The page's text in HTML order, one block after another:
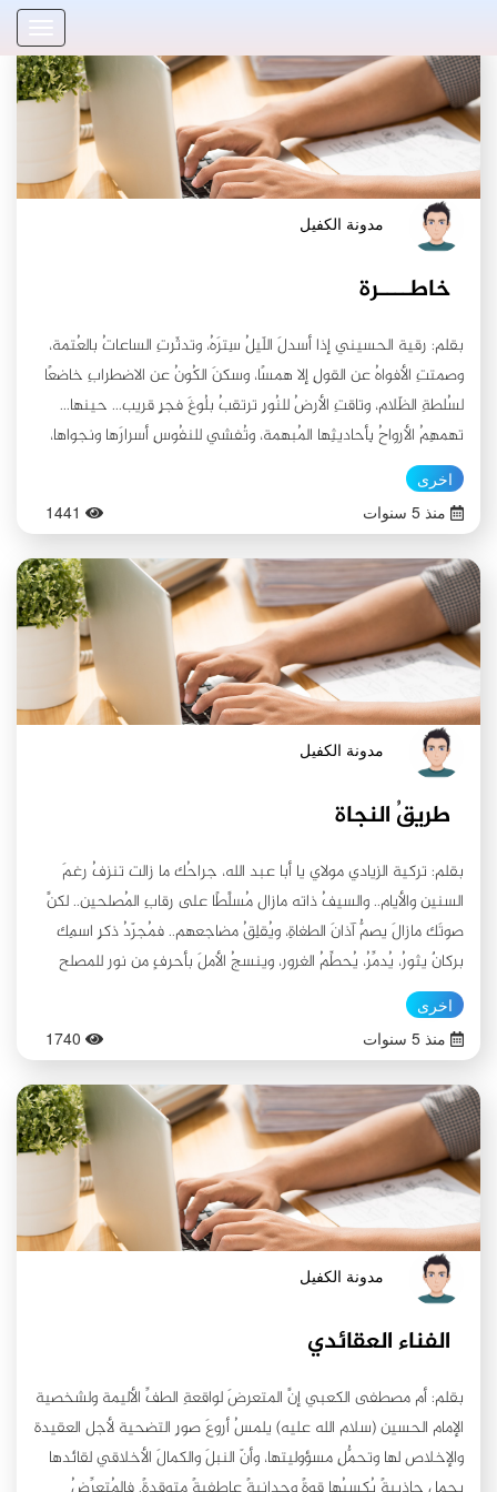
مدونة الكفيل
خاطــــرة
بقلم: رقية الحسيني إذا أسدلَ اللّيلُ سِترَهُ، وتدثّرتِ الساعاتُ بالعُتمة،
وصمتتِ الأفواهُ عن القولِ إلا همسًا، وسكنَ الكُونُ عن الاضطرابِ خاضعًا
لسُلطةِ الظّلام، وتاقتِ الأرضُ للنُورِ ترتقبُ بلُوغَ فجرٍ قريب... حينها...
تهمهِمُ الأرواحُ بِأحاديثِها المُبهمة، وتُفشي للنفُوسِ أسرارَها ونجواها،
تلتمسُ من الجوارحِ رأفةً وإشفاقًا؛ علّها تحمِلُ بعضَ أثقالِها أو تُخفِّفُ
عنها جُزءًا من لواعجِها وأشجانِها.. ترقُّ العينُ لحالِ الرّوحِ فتُفرغُ عنها
الفائضَ من آلامِها دموعًا لا تُرىُ، ويُرسِلُ القلبُ حرَّ نيرانِه تنهُدًا، تحملُهُ
الأنفاسُ إلى حيث لا يعلم .. تسمو الرّوحُ خلفَ ضباباتِ الدُجى، تبعثُ
للسّماءِ مُناجاتها، مخاوفَها، وآمالَها، كُلّ ما بِها من سرورٍ وشقاء، تحملُها
الأنسامُ الرّقيقةُ رسائلَ سماويةً تعلو في الأُفقِ، تنتظرُ استجابةً من ربٍّ
رحيم.
اخرى
منذ 5 سنوات
1441
مدونة الكفيل
طريقُ النجاة
بقلم: تركية الزيادي مولاي يا أبا عبد الله، جراحُك ما زالت تنزفُ رغمَ
السنين والأيام.. والسيفُ ذاته مازال مُسلَّطًا على رقابِ المُصلحين.. لكنَّ
صوتَك مازالَ يصمُّ آذانَ الطغاةِ، ويُقلِقُ مضاجعهم.. فمُجرّدُ ذكرِ اسمِك
بركانٌ يثورُ، يُدمِّرُ، يُحطِّمُ الغرور، وينسجُ الأملَ بأحرفٍ من نور للمصلح
المهدي، سراجٌ يُضيء، منارٌ للعقول، وطريقُ هدى ونورٍ في دياجي
الدهور.. وحبك يروي عطشَ الأرواحِ، ونهجُك القويمُ ينصعُ بياضًا، يجذبُ
القلوبَ لحُبِّ المعبود..
اخرى
منذ 5 سنوات
1740
مدونة الكفيل
الفناء العقائدي
بقلم: أم مصطفى الكعبي إنَّ المتعرضَ لواقعةِ الطفِّ الأليمة ولشخصية
الإمام الحسين (سلام الله عليه) يلمسُ أروعَ صورِ التضحية لأجل العقيدة
والإخلاص لها وتحمُّلِ مسؤوليتها، وأنّ النبلَ والكمالَ الأخلاقي لقائدها